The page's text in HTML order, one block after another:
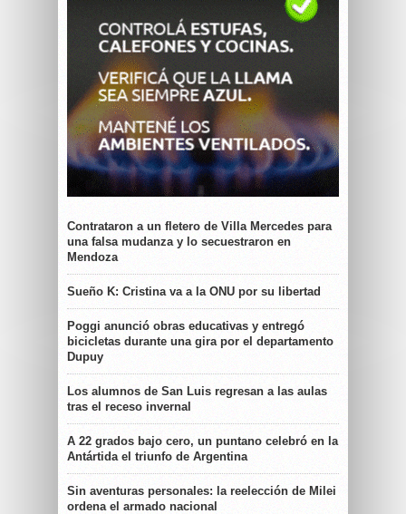
Contrataron a un fletero de Villa Mercedes para
una falsa mudanza y lo secuestraron en
Mendoza
Sueño K: Cristina va a la ONU por su libertad
Poggi anunció obras educativas y entregó
bicicletas durante una gira por el departamento
Dupuy
Los alumnos de San Luis regresan a las aulas
tras el receso invernal
A 22 grados bajo cero, un puntano celebró en la
Antártida el triunfo de Argentina
Sin aventuras personales: la reelección de Milei
ordena el armado nacional